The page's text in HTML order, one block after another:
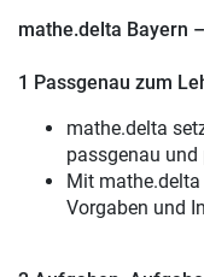
mathe.delta Bayern
1 Passgenau zum
mathe.delta
passgenau
Mit
Vorgaben und